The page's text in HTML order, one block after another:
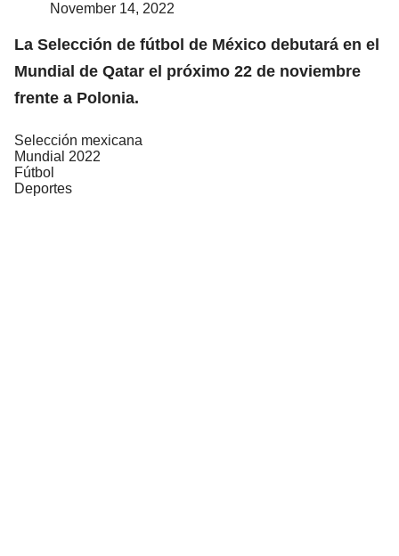
November 14, 2022
La Selección de fútbol de México debutará en el
Mundial de Qatar el próximo 22 de noviembre
frente a Polonia.
Selección mexicana
Mundial 2022
Fútbol
Deportes